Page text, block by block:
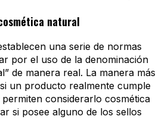
natural
una serie de normas
por el uso de la denominación
de manera real. La manera más
un producto realmente cumple
considerarlo cosmética
si posee alguno de los sellos